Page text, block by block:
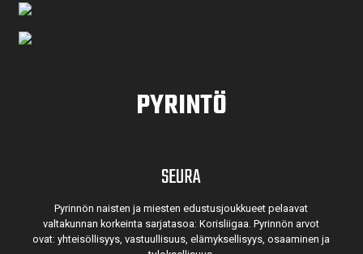
PYRINTÖ
SEURA
Pyrinnön naisten ja miesten edustusjoukkueet pelaavat
valtakunnan korkeinta sarjatasoa: Korisliigaa. Pyrinnön arvot
ovat: yhteisöl­lisyys, vastuul­lisuus, elämyk­sellisyys, osaaminen ja